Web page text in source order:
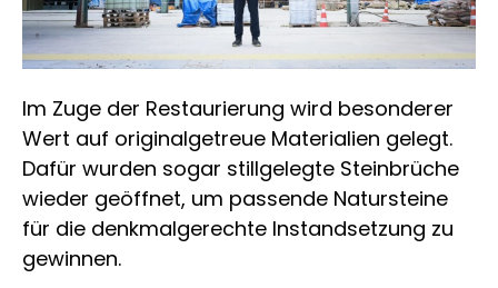
Im Zuge der Restaurierung wird besonderer
Wert auf originalgetreue Materialien gelegt.
Dafür wurden sogar stillgelegte Steinbrüche
wieder geöffnet, um passende Natursteine
für die denkmalgerechte Instandsetzung zu
gewinnen.